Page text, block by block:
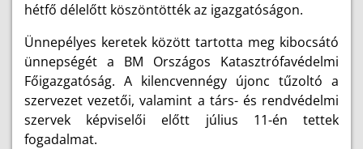
hétfő délelőtt köszöntötték az igazgatóságon.
Ünnepélyes keretek között tartotta meg kibocsátó
ünnepségét a BM Országos Katasztrófavédelmi
Főigazgatóság. A kilencvennégy újonc tűzoltó a
szervezet vezetői, valamint a társ- és rendvédelmi
szervek képviselői előtt július 11-én tettek
fogadalmat.